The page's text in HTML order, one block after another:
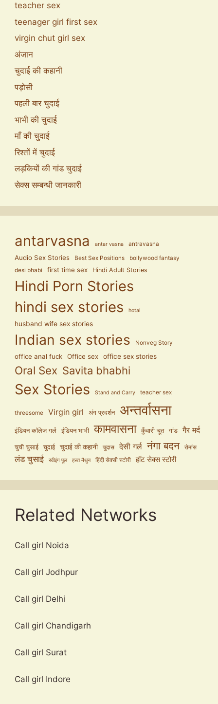
teacher sex
teenager girl first sex
virgin chut girl sex
अंजान
चुदाई की कहानी
पड़ोसी
पहली बार चुदाई
भाभी की चुदाई
माँ की चुदाई
रिश्तों में चुदाई
लड़कियों की गांड चुदाई
सेक्स सम्बन्धी जानकारी
antarvasna antar vasna antravasna
Audio Sex Stories Best Sex Positions
bollywood fantasy
desi bhabi
first time sex Hindi Adult Stories
Hindi Porn Stories
hindi sex stories
hotal
husband wife sex stories
Indian sex stories Nonveg Story
office anal fuck Office sex office sex stories
Oral Sex Savita bhabhi
Sex Stories Stand and Carry teacher sex
threesome Virgin girl अंग प्रदर्शन अन्तर्वासना
इंडियन कॉलेज गर्ल इंडियन भाभी कामवासना कुँवारी चूत गांड गैर मर्द
चुची चुसाई चुदाई चुदाई की कहानी चुदास देसी गर्ल नंगा बदन रोमांस
लंड चुसाई स्वीइंग पूल हस्त मैथुन हिंदी सेक्सी स्टोरी हॉट सेक्स स्टोरी
Related Networks
Call girl Noida
Call girl Jodhpur
Call girl Delhi
Call girl Chandigarh
Call girl Surat
Call girl Indore